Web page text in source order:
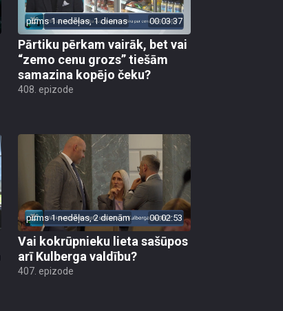
pirms 1 nedēļas, 1 dienas 00:03:37
Pārtiku pērkam vairāk, bet vai
“zemo cenu grozs” tiešām
samazina kopējo čeku?
408. epizode
pirms 1 nedēļas, 2 dienām 00:02:53
Vai kokrūpnieku lieta sašūpos
arī Kulberga valdību?
407. epizode